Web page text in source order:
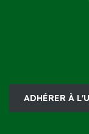
ADHÉRER À